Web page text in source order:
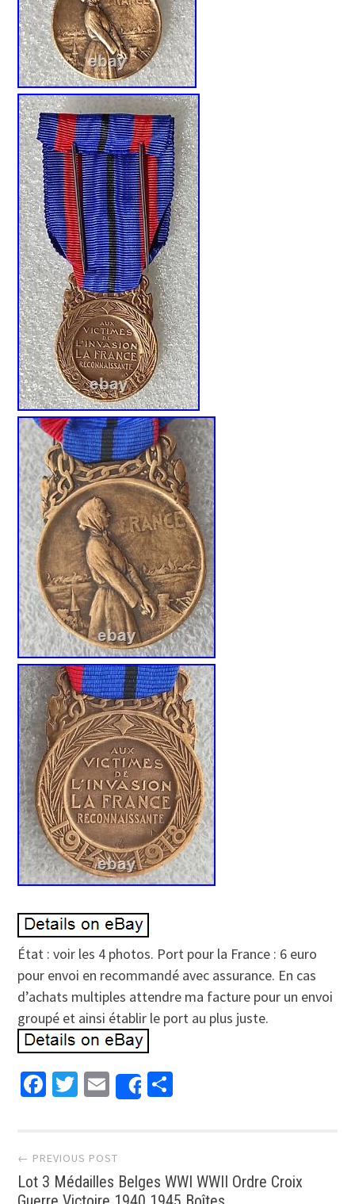
État : voir les 4 photos. Port pour la France : 6 euro
pour envoi en recommandé avec assurance. En cas
d’achats multiples attendre ma facture pour un envoi
groupé et ainsi établir le port au plus juste.
Facebook
Twitter
EmailShare
Post navigation
← PREVIOUS POST
Lot 3 Médailles Belges WWI WWII Ordre Croix